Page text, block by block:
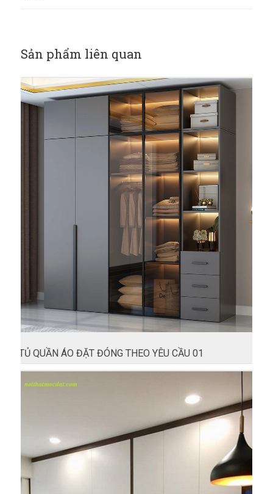
Sản phẩm liên quan
TỦ QUẦN ÁO ĐẶT ĐÓNG THEO YÊU CẦU 01